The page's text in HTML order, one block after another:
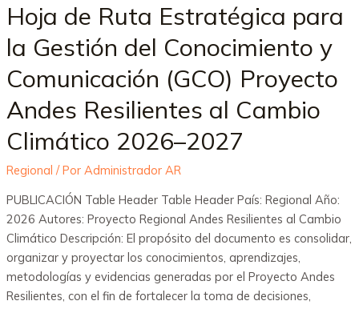
Hoja de Ruta Estratégica para
la Gestión del Conocimiento y
Comunicación (GCO) Proyecto
Andes Resilientes al Cambio
Climático 2026–2027
Regional / Por Administrador AR
PUBLICACIÓN Table Header Table Header País: Regional Año:
2026 Autores: Proyecto Regional Andes Resilientes al Cambio
Climático Descripción: El propósito del documento es consolidar,
organizar y proyectar los conocimientos, aprendizajes,
metodologías y evidencias generadas por el Proyecto Andes
Resilientes, con el fin de fortalecer la toma de decisiones,